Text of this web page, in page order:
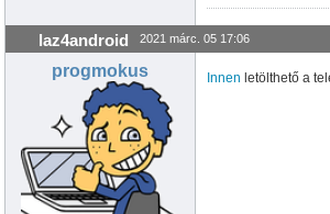
laz4android 2021 márc. 05 17:06
progmokus Innen letölthető a